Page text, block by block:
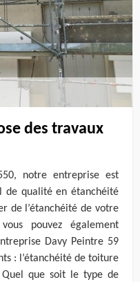
des travaux
notre entreprise est
de qualité en étanchéité
de l’étanchéité de votre
pouvez également
Davy Peintre 59
: l’étanchéité de toiture
que soit le type de